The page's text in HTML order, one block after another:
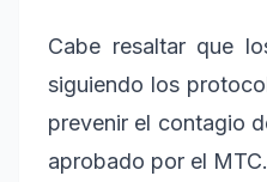
Cabe resaltar que
siguiendo los
prevenir el contagio
aprobado por el MTC.